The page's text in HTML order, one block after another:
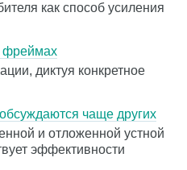
как способ усиления
фреймах
диктуя конкретное
чаще других
и отложенной устной
эффективности